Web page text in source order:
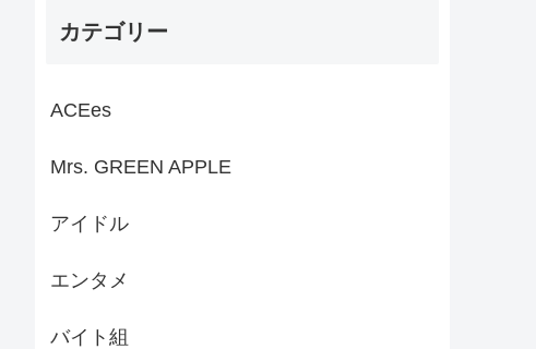
カテゴリー
ACEes
Mrs. GREEN APPLE
アイドル
エンタメ
バイト組